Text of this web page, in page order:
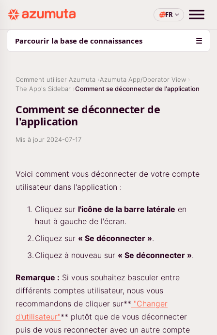
FR
Parcourir la base de connaissances ☰
Comment utiliser Azumuta
Azumuta App/Operator View
The App's Sidebar Comment se déconnecter de l'application
Comment se déconnecter de
l'application
Mis à jour 2024-07-17
Voici comment vous déconnecter de votre compte
utilisateur dans l'application :
Cliquez sur l'icône de la barre latérale en
haut à gauche de l'écran.
Cliquez sur « Se déconnecter ».
Cliquez à nouveau sur « Se déconnecter ».
Remarque : Si vous souhaitez basculer entre
différents comptes utilisateur, nous vous
recommandons de cliquer sur** "Changer
d'utilisateur"** plutôt que de vous déconnecter
puis de vous reconnecter avec un autre compte